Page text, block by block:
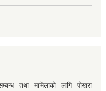
तथा मामिलाको लागि पोखरा